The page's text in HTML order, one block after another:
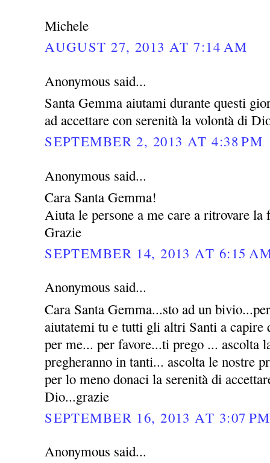
Michele
AUGUST 27, 2013 AT 7:14 AM
Anonymous said...
Santa Gemma aiutami durante questi
ad accettare con serenità la volontà di
SEPTEMBER 2, 2013 AT 4:38 PM
Anonymous said...
Cara Santa Gemma!
Aiuta le persone a me care a ritrovare
Grazie
SEPTEMBER 14, 2013 AT 6:15
Anonymous said...
Cara Santa Gemma...sto ad un
aiutatemi tu e tutti gli altri Santi a capire
per me... per favore...ti prego ... ascolta
pregheranno in tanti... ascolta le nostre
per lo meno donaci la serenità di
Dio...grazie
SEPTEMBER 16, 2013 AT 3:07 PM
Anonymous said...